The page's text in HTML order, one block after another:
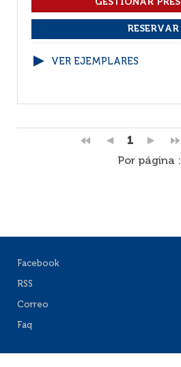
VER EJEMPLARES
1
Por página :
Facebook
RSS
Correo
Faq